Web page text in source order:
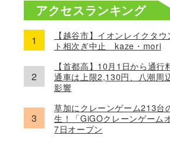
アクセスランキング
【越谷市】イオンレイクタ
ト相次ぎ中止 kaze・mori
【首都高】10月1日から通
通車は上限2,130円、八潮周
影響
草加にクレーンゲーム213台
生！「GiGOクレーンゲーム
7日オープン